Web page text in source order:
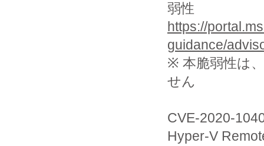
弱性
https://
guidance/
※ 本脆弱性は
せん
CVE-2020-
Hyper-V